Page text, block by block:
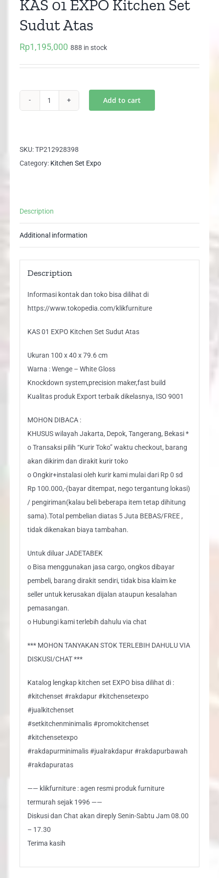
KAS 01 EXPO Kitchen Set
Sudut Atas
Rp1,195,000 888 in stock
Kitchen
Set
Add to cart
SKU:TP212928398
Category: Kitchen Set Expo
Description
Additional information
Description
Informasi kontak dan toko bisa dilihat di
https://www.tokopedia.com/klikfurniture
KAS 01 EXPO Kitchen Set Sudut Atas
Ukuran 100 x 40 x 79.6 cm
Warna : Wenge – White Gloss
Knockdown system,precision maker,fast build
Kualitas produk Export terbaik dikelasnya, ISO 9001
MOHON DIBACA :
KHUSUS wilayah Jakarta, Depok, Tangerang, Bekasi *
o Transaksi pilih “Kurir Toko” waktu checkout, barang
akan dikirim dan dirakit kurir toko
o Ongkir+instalasi oleh kurir kami mulai dari Rp 0 sd
Rp 100.000,-(bayar ditempat, nego tergantung lokasi)
/ pengiriman(kalau beli beberapa item tetap dihitung
sama).Total pembelian diatas 5 Juta BEBAS/FREE ,
tidak dikenakan biaya tambahan.
Untuk diluar JADETABEK
o Bisa menggunakan jasa cargo, ongkos dibayar
pembeli, barang dirakit sendiri, tidak bisa klaim ke
seller untuk kerusakan dijalan ataupun kesalahan
pemasangan.
o Hubungi kami terlebih dahulu via chat
*** MOHON TANYAKAN STOK TERLEBIH DAHULU VIA
DISKUSI/CHAT ***
Katalog lengkap kitchen set EXPO bisa dilihat di :
#kitchenset #rakdapur #kitchensetexpo
#jualkitchenset
#setkitchenminimalis #promokitchenset
#kitchensetexpo
#rakdapurminimalis #jualrakdapur #rakdapurbawah
#rakdapuratas
—— klikfurniture : agen resmi produk furniture
termurah sejak 1996 ——
Diskusi dan Chat akan direply Senin-Sabtu Jam 08.00
– 17.30
Terima kasih